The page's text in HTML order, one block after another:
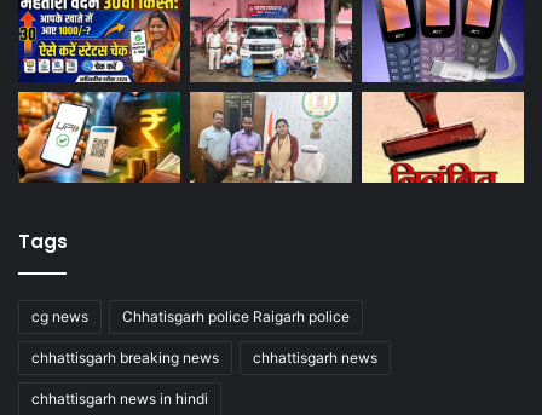
Tags
cg news Chhatisgarh police Raigarh police
chhattisgarh breaking news chhattisgarh news
chhattisgarh news in hindi